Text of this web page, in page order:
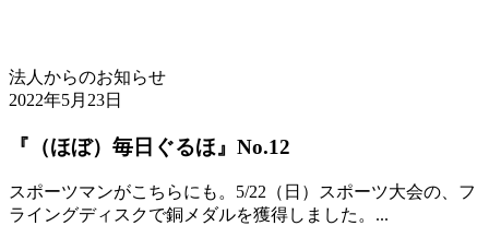
法人からのお知らせ
2022年5月23日
『（ほぼ）毎日ぐるほ』No.12
スポーツマンがこちらにも。5/22（日）スポーツ大会の、フ
ライングディスクで銅メダルを獲得しました。...